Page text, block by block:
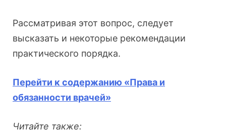
Рассматривая этот вопрос, следует
высказать и некоторые рекомендации
практического порядка.
Перейти к содержанию «Права и
обязанности врачей»
Читайте также: